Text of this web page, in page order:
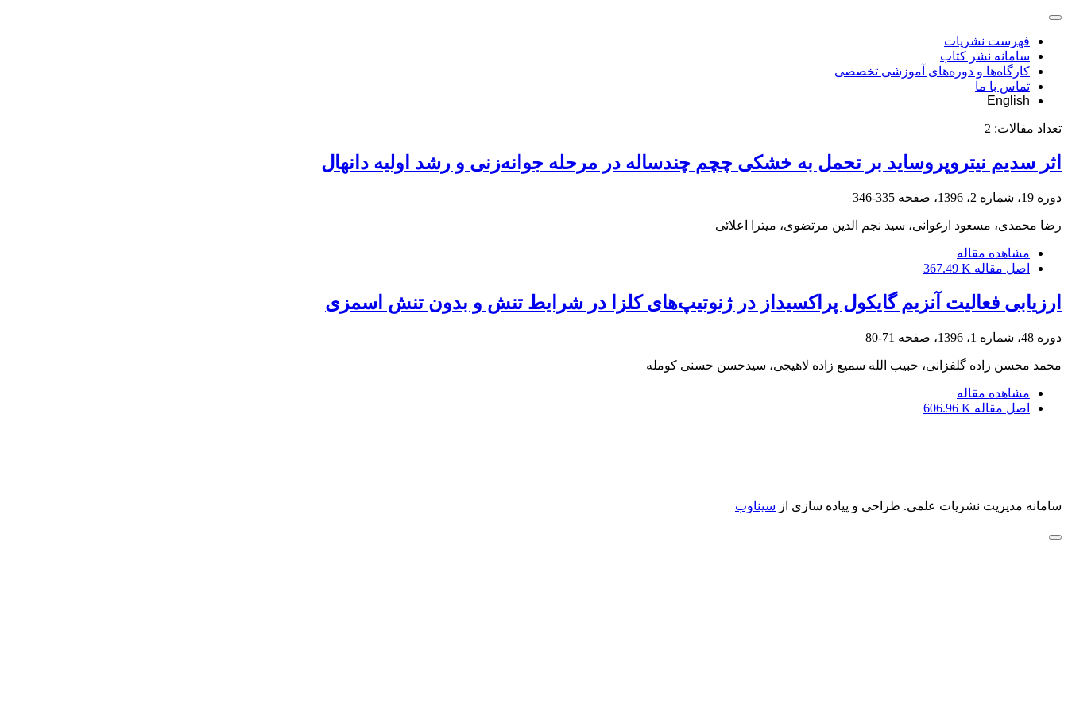
فهرست نشریات
سامانه نشر کتاب
کارگاه‌ها و دوره‌های آموزشی تخصصی
تماس با ما
English
تعداد مقالات: 2
اثر سدیم نیتروپروساید بر تحمل به خشکی چچم چندساله در مرحله جوانه‌زنی و رشد اولیه دانهال
دوره 19، شماره 2، 1396، صفحه 335-346
رضا محمدی، مسعود ارغوانی، سید نجم الدین مرتضوی، میترا اعلائی
مشاهده مقاله
اصل مقاله 367.49 K
ارزیابی فعالیت آنزیم گایکول پراکسیداز در ژنوتیپ‌های کلزا در شرایط تنش و بدون تنش اسمزی
دوره 48، شماره 1، 1396، صفحه 71-80
محمد محسن زاده گلفزانی، حبیب الله سمیع زاده لاهیجی، سیدحسن حسنی کومله
مشاهده مقاله
اصل مقاله 606.96 K
سامانه مدیریت نشریات علمی. طراحی و پیاده سازی از سیناوب